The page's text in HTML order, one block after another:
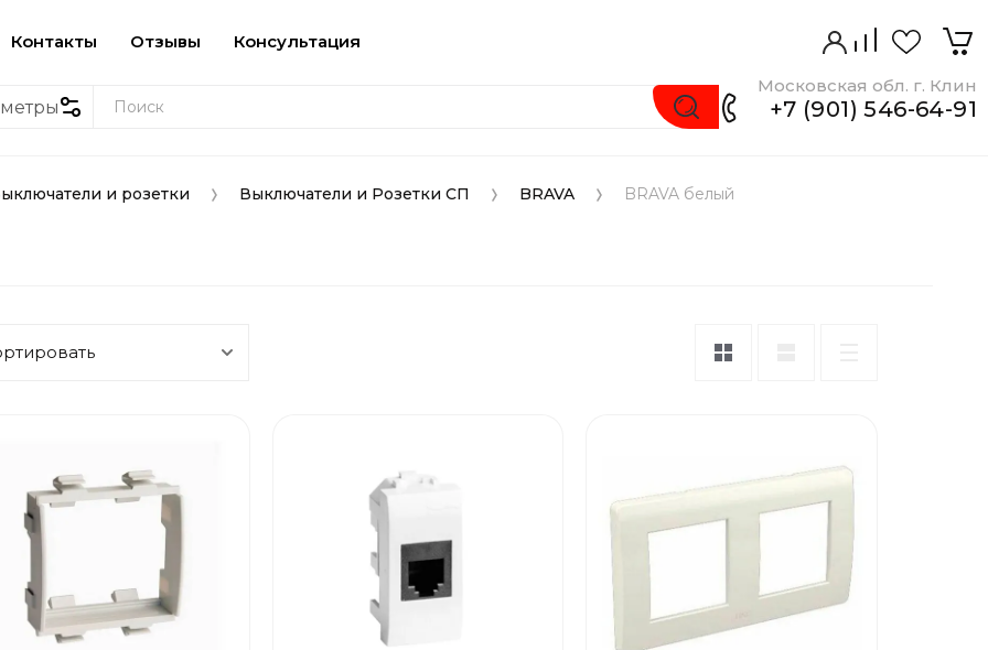
Контакты Отзывы Консультация
Московская обл. г. Клин
+7 (901) 546-64-91
и розетки Выключатели и Розетки СП BRAVA BRAVA белый